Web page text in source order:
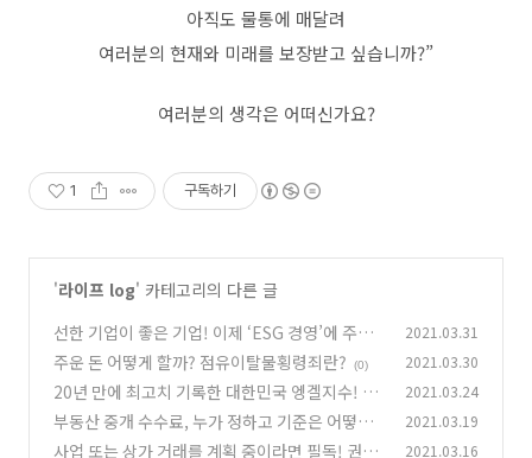
아직도 물통에 매달려
여러분의 현재와 미래를 보장받고 싶습니까?”
여러분의 생각은 어떠신가요?
1 구독하기
'라이프 log' 카테고리의 다른 글
선한 기업이 좋은 기업! 이제 ‘ESG 경영’에 주목
하세요
(0)
2021.03.31
주운 돈 어떻게 할까? 점유이탈물횡령죄란? (0) 2021.03.30
20년 만에 최고치 기록한 대한민국 엥겔지수! 도
대체 ‘엥겔지수’가 뭘까?
(0)
2021.03.24
부동산 중개 수수료, 누가 정하고 기준은 어떻게
되나요? (0)
2021.03.19
사업 또는 상가 거래를 계획 중이라면 필독! 권리
2021.03.16